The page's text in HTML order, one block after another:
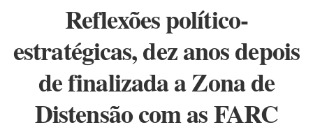
Reflexões político-
estratégicas, dez anos depois
de finalizada a Zona de
Distensão com as FARC